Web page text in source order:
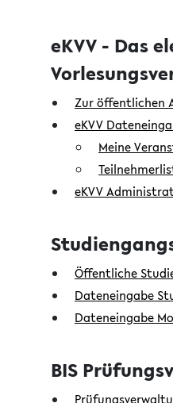
eKVV - Das
Zur öffentlichen
eKVV
Meine
eKVV
Öffentliche
Dateneingabe
Dateneingabe
BIS